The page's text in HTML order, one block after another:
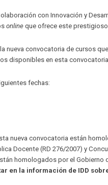
con Innovación y
online que ofrece este
nueva convocatoria de cursos
disponibles en esta
fechas:
nueva convocatoria están
Docente (RD 276/2007) y
homologados por el Gobierno
en la información de IDD